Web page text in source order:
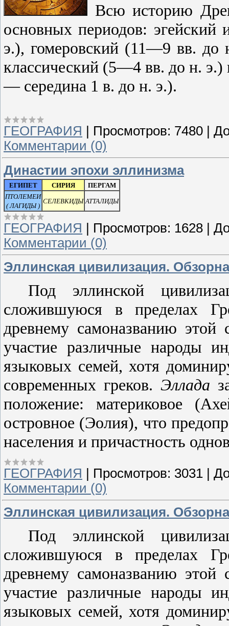
Всю историю
основных периодов:
э.), гомеровский (11—9 вв.
классический (5—4 вв. до н. э.)
— середина 1 в. до н. э.).
ГЕОГРАФИЯ Просмотров: 7480
Комментарии (0)
Династии эпохи эллинизма
ЕГИПЕТ СИРИЯ
ПЕРГАМ
ПТОЛЕМЕИ
( ЛАГИДЫ )
СЕЛЕВКИДЫ АТТАЛИДЫ
ГЕОГРАФИЯ | Просмотров: 1628 |
Комментарии (0)
Эллинская цивилизация.
Под эллинской
сложившуюся в пределах
древнему самоназванию
участие различные народы
языковых семей, хотя
современных греков. Эллада
положение: материковое
островное (Эолия), что
населения и причастность
ГЕОГРАФИЯ | Просмотров: 3031 |
Комментарии (0)
Эллинская цивилизация.
Под эллинской
сложившуюся в пределах
древнему самоназванию
участие различные народы
языковых семей, хотя